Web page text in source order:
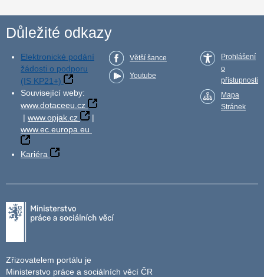
Důležité odkazy
Elektronické podání
žádosti o podporu
(IS KP21+)
Související weby:
www.dotaceeu.cz
| www.opjak.cz
|
www.ec.europa.eu
Kariéra
Větší šance
Youtube
Prohlášení
o
přístupnosti
Mapa
Stránek
Zřizovatelem portálu je
Ministerstvo práce a sociálních věcí ČR